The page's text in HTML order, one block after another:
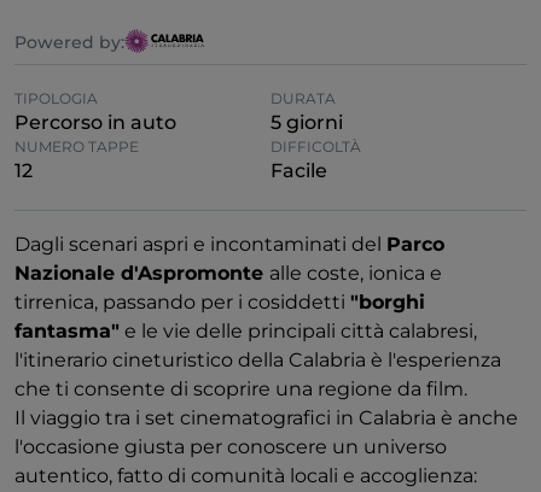
Powered by:
TIPOLOGIA
Percorso in auto
DURATA
5 giorni
NUMERO TAPPE
12
DIFFICOLTÀ
Facile
Dagli scenari aspri e incontaminati del Parco
Nazionale d'Aspromonte alle coste, ionica e
tirrenica, passando per i cosiddetti "borghi
fantasma" e le vie delle principali città calabresi,
l'itinerario cineturistico della Calabria è l'esperienza
che ti consente di scoprire una regione da film.
Il viaggio tra i set cinematografici in Calabria è anche
l'occasione giusta per conoscere un universo
autentico, fatto di comunità locali e accoglienza: